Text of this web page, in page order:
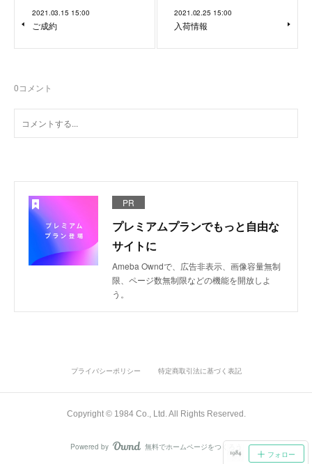
2021.03.15 15:00
ご成約
2021.02.25 15:00
入荷情報
0コメント
PR
プレミアムプランでもっと自由な
サイトに
Ameba Owndで、広告非表示、画像容量無制
限、ページ数無制限などの機能を開放しよ
う。
フォロー
プライバシーポリシー 特定商取引法に基づく表記
Copyright ©︎ 1984 Co., Ltd. All Rights Reserved.
Powered by AmebaOwnd
無料でホームページをつくろう